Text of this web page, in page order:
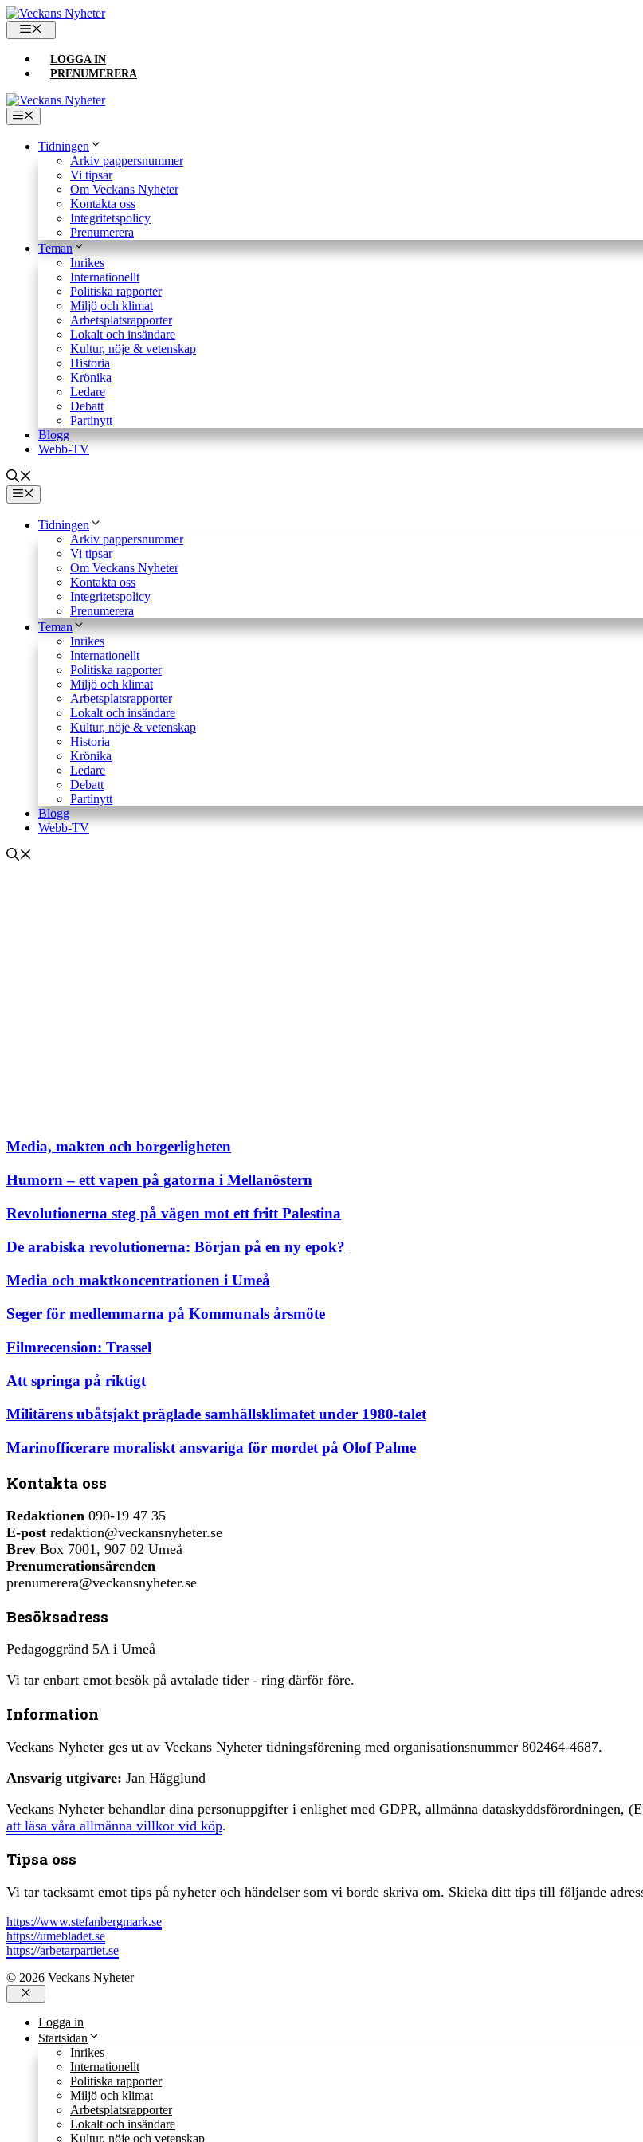
Hoppa
till
innehåll
LOGGA IN
PRENUMERERA
Meny
Tidningen
Arkiv pappersnummer
Vi tipsar
Om Veckans Nyheter
Kontakta oss
Integritetspolicy
Prenumerera
Teman
Inrikes
Internationellt
Politiska rapporter
Miljö och klimat
Arbetsplatsrapporter
Lokalt och insändare
Kultur, nöje & vetenskap
Historia
Krönika
Ledare
Debatt
Partinytt
Blogg
Webb-TV
Meny
Tidningen
Arkiv pappersnummer
Vi tipsar
Om Veckans Nyheter
Kontakta oss
Integritetspolicy
Prenumerera
Teman
Inrikes
Internationellt
Politiska rapporter
Miljö och klimat
Arbetsplatsrapporter
Lokalt och insändare
Kultur, nöje & vetenskap
Historia
Krönika
Ledare
Debatt
Partinytt
Blogg
Webb-TV
Media, makten och borgerligheten
Humorn – ett vapen på gatorna i Mellanöstern
Revolutionerna steg på vägen mot ett fritt Palestina
De arabiska revolutionerna: Början på en ny epok?
Media och maktkoncentrationen i Umeå
Seger för medlemmarna på Kommunals årsmöte
Filmrecension: Trassel
Att springa på riktigt
Militärens ubåtsjakt präglade samhällsklimatet under 1980-talet
Marinofficerare moraliskt ansvariga för mordet på Olof Palme
Kontakta oss
Redaktionen 090-19 47 35
E-post redaktion@veckansnyheter.se
Brev Box 7001, 907 02 Umeå
Prenumerationsärenden
prenumerera@veckansnyheter.se
Besöksadress
Pedagoggränd 5A i Umeå
Vi tar enbart emot besök på avtalade tider - ring därför före.
Information
Veckans Nyheter ges ut av Veckans Nyheter tidningsförening med organisationsnummer 802464-4687.
Ansvarig utgivare: Jan Hägglund
Veckans Nyheter behandlar dina personuppgifter i enlighet med GDPR, allmänna dataskyddsförordningen,
att läsa våra allmänna villkor vid köp.
Tipsa oss
Vi tar tacksamt emot tips på nyheter och händelser som vi borde skriva om. Skicka ditt tips till följande
https://www.stefanbergmark.se
https://umebladet.se
https://arbetarpartiet.se
© 2026 Veckans Nyheter
Stäng
Logga in
Startsidan
Inrikes
Internationellt
Politiska rapporter
Miljö och klimat
Arbetsplatsrapporter
Lokalt och insändare
Kultur, nöje och vetenskap